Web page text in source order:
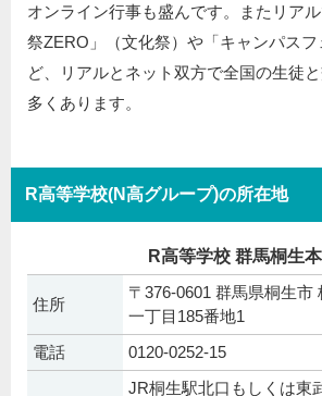
オンライン行事も盛んです。またリア
祭ZERO」（文化祭）や「キャンパス
ど、リアルとネット双方で全国の生徒
多くあります。
R高等学校(N高グループ)の所在地
R高等学校 群馬桐生
住所
〒376-0601 群馬県桐生市
一丁目185番地1
電話 0120-0252-15
JR桐生駅北口もしくは東